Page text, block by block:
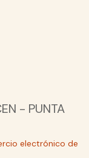
- PUNTA
electrónico de